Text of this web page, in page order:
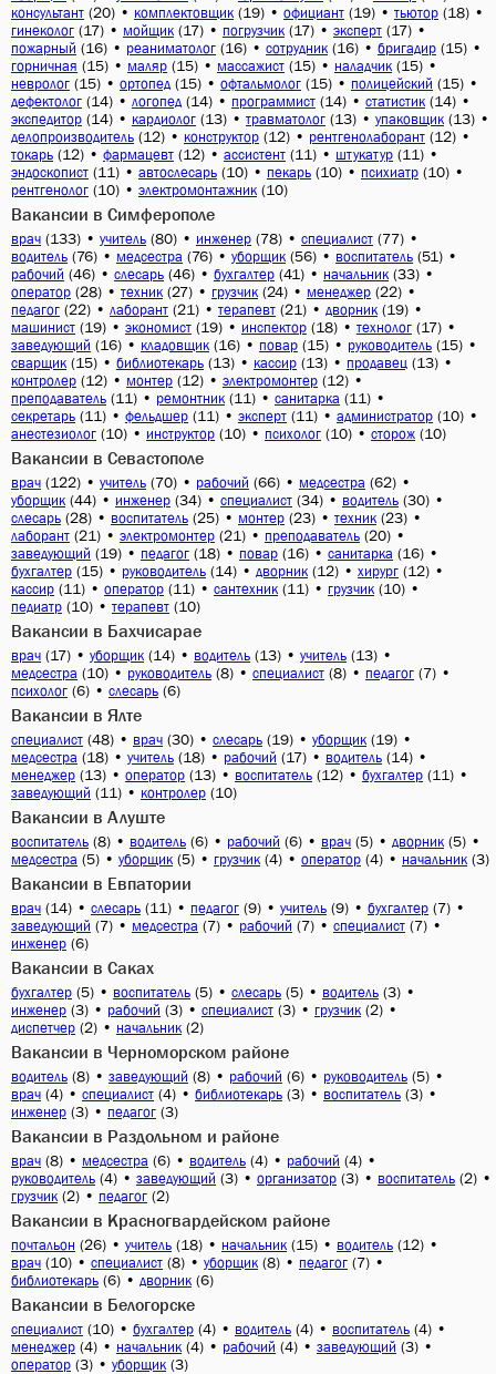
консультант (20) • комплектовщик (19) • официант (19) • тьютор (18) •
гинеколог (17) • мойщик (17) • погрузчик (17) • эксперт (17) •
пожарный (16) • реаниматолог (16) • сотрудник (16) • бригадир (15) •
горничная (15) • маляр (15) • массажист (15) • наладчик (15) •
невролог (15) • ортопед (15) • офтальмолог (15) • полицейский (15) •
дефектолог (14) • логопед (14) • программист (14) • статистик (14) •
экспедитор (14) • кардиолог (13) • травматолог (13) • упаковщик (13) •
делопроизводитель (12) • конструктор (12) • рентгенолаборант (12) •
токарь (12) • фармацевт (12) • ассистент (11) • штукатур (11) •
эндоскопист (11) • автослесарь (10) • пекарь (10) • психиатр (10) •
рентгенолог (10) • электромонтажник (10)
Вакансии в Симферополе
врач (133) • учитель (80) • инженер (78) • специалист (77) •
водитель (76) • медсестра (76) • уборщик (56) • воспитатель (51) •
рабочий (46) • слесарь (46) • бухгалтер (41) • начальник (33) •
оператор (28) • техник (27) • грузчик (24) • менеджер (22) •
педагог (22) • лаборант (21) • терапевт (21) • дворник (19) •
машинист (19) • экономист (19) • инспектор (18) • технолог (17) •
заведующий (16) • кладовщик (16) • повар (15) • руководитель (15) •
сварщик (15) • библиотекарь (13) • кассир (13) • продавец (13) •
контролер (12) • монтер (12) • электромонтер (12) •
преподаватель (11) • ремонтник (11) • санитарка (11) •
секретарь (11) • фельдшер (11) • эксперт (11) • администратор (10) •
анестезиолог (10) • инструктор (10) • психолог (10) • сторож (10)
Вакансии в Севастополе
врач (122) • учитель (70) • рабочий (66) • медсестра (62) •
уборщик (44) • инженер (34) • специалист (34) • водитель (30) •
слесарь (28) • воспитатель (25) • монтер (23) • техник (23) •
лаборант (21) • электромонтер (21) • преподаватель (20) •
заведующий (19) • педагог (18) • повар (16) • санитарка (16) •
бухгалтер (15) • руководитель (14) • дворник (12) • хирург (12) •
кассир (11) • оператор (11) • сантехник (11) • грузчик (10) •
педиатр (10) • терапевт (10)
Вакансии в Бахчисарае
врач (17) • уборщик (14) • водитель (13) • учитель (13) •
медсестра (10) • руководитель (8) • специалист (8) • педагог (7) •
психолог (6) • слесарь (6)
Вакансии в Ялте
специалист (48) • врач (30) • слесарь (19) • уборщик (19) •
медсестра (18) • учитель (18) • рабочий (17) • водитель (14) •
менеджер (13) • оператор (13) • воспитатель (12) • бухгалтер (11) •
заведующий (11) • контролер (10)
Вакансии в Алуште
воспитатель (8) • водитель (6) • рабочий (6) • врач (5) • дворник (5) •
медсестра (5) • уборщик (5) • грузчик (4) • оператор (4) • начальник (3)
Вакансии в Евпатории
врач (14) • слесарь (11) • педагог (9) • учитель (9) • бухгалтер (7) •
заведующий (7) • медсестра (7) • рабочий (7) • специалист (7) •
инженер (6)
Вакансии в Саках
бухгалтер (5) • воспитатель (5) • слесарь (5) • водитель (3) •
инженер (3) • рабочий (3) • специалист (3) • грузчик (2) •
диспетчер (2) • начальник (2)
Вакансии в Черноморском районе
водитель (8) • заведующий (8) • рабочий (6) • руководитель (5) •
врач (4) • специалист (4) • библиотекарь (3) • воспитатель (3) •
инженер (3) • педагог (3)
Вакансии в Раздольном и районе
врач (8) • медсестра (6) • водитель (4) • рабочий (4) •
руководитель (4) • заведующий (3) • организатор (3) • воспитатель (2) •
грузчик (2) • педагог (2)
Вакансии в Красногвардейском районе
почтальон (26) • учитель (18) • начальник (15) • водитель (12) •
врач (10) • специалист (8) • уборщик (8) • педагог (7) •
библиотекарь (6) • дворник (6)
Вакансии в Белогорске
специалист (10) • бухгалтер (4) • водитель (4) • воспитатель (4) •
менеджер (4) • начальник (4) • рабочий (4) • заведующий (3) •
оператор (3) • уборщик (3)